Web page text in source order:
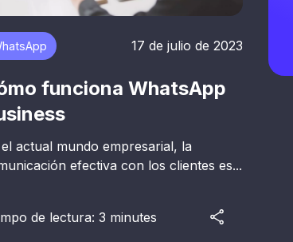
17 de julio de 2023
funciona WhatsApp
actual mundo empresarial, la
efectiva con los clientes es...
de lectura: 3 minutes